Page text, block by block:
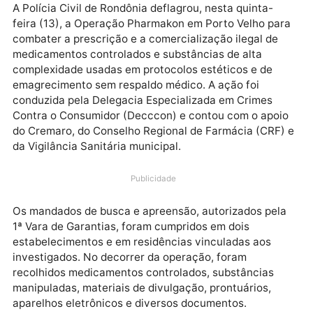
A Polícia Civil de Rondônia deflagrou, nesta quinta-
feira (13), a Operação Pharmakon em Porto Velho
combater a prescrição e a comercialização ilegal de
medicamentos controlados e substâncias de alta
complexidade usadas em protocolos estéticos e de
conduzida pela Delegacia Especializada em Crimes
do Cremaro, do Conselho Regional de Farmácia
da Vigilância Sanitária municipal.
Publicidade
Os mandados de busca e apreensão, autorizados